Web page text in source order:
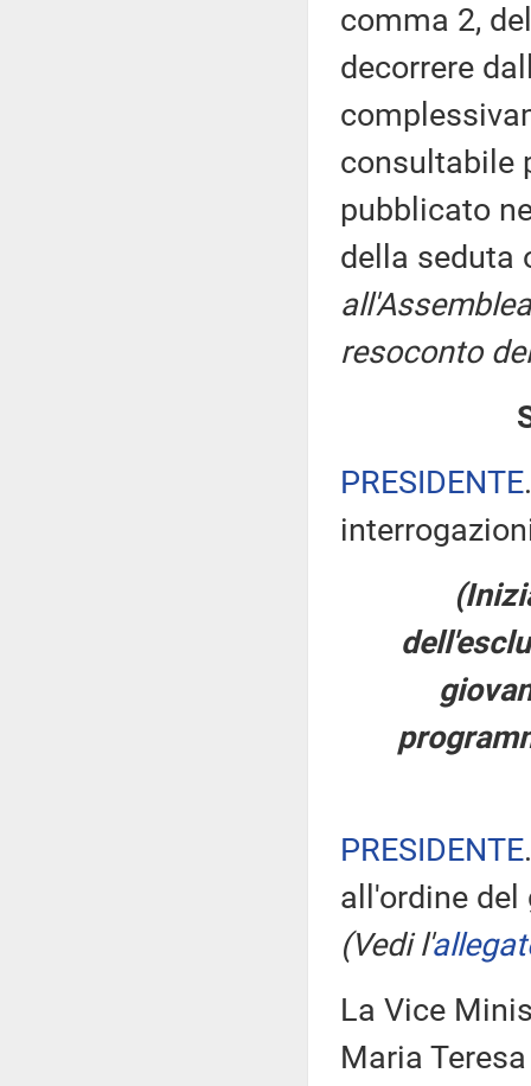
comma 2,
decorrere
consultabile
pubblicato
della seduta
resoconto
PRESIDENTE
PRESIDENTE
all'ordine
(Vedi l'
La Vice
Maria